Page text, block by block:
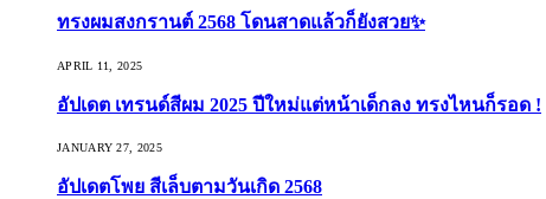
ทรงผมสงกรานต์ 2568 โดนสาดแล้วก็ยังสวย✨
APRIL 11, 2025
อัปเดต เทรนด์สีผม 2025 ปีใหม่แต่หน้าเด็กลง ทรงไหนก็รอด !
JANUARY 27, 2025
อัปเดตโพย สีเล็บตามวันเกิด 2568